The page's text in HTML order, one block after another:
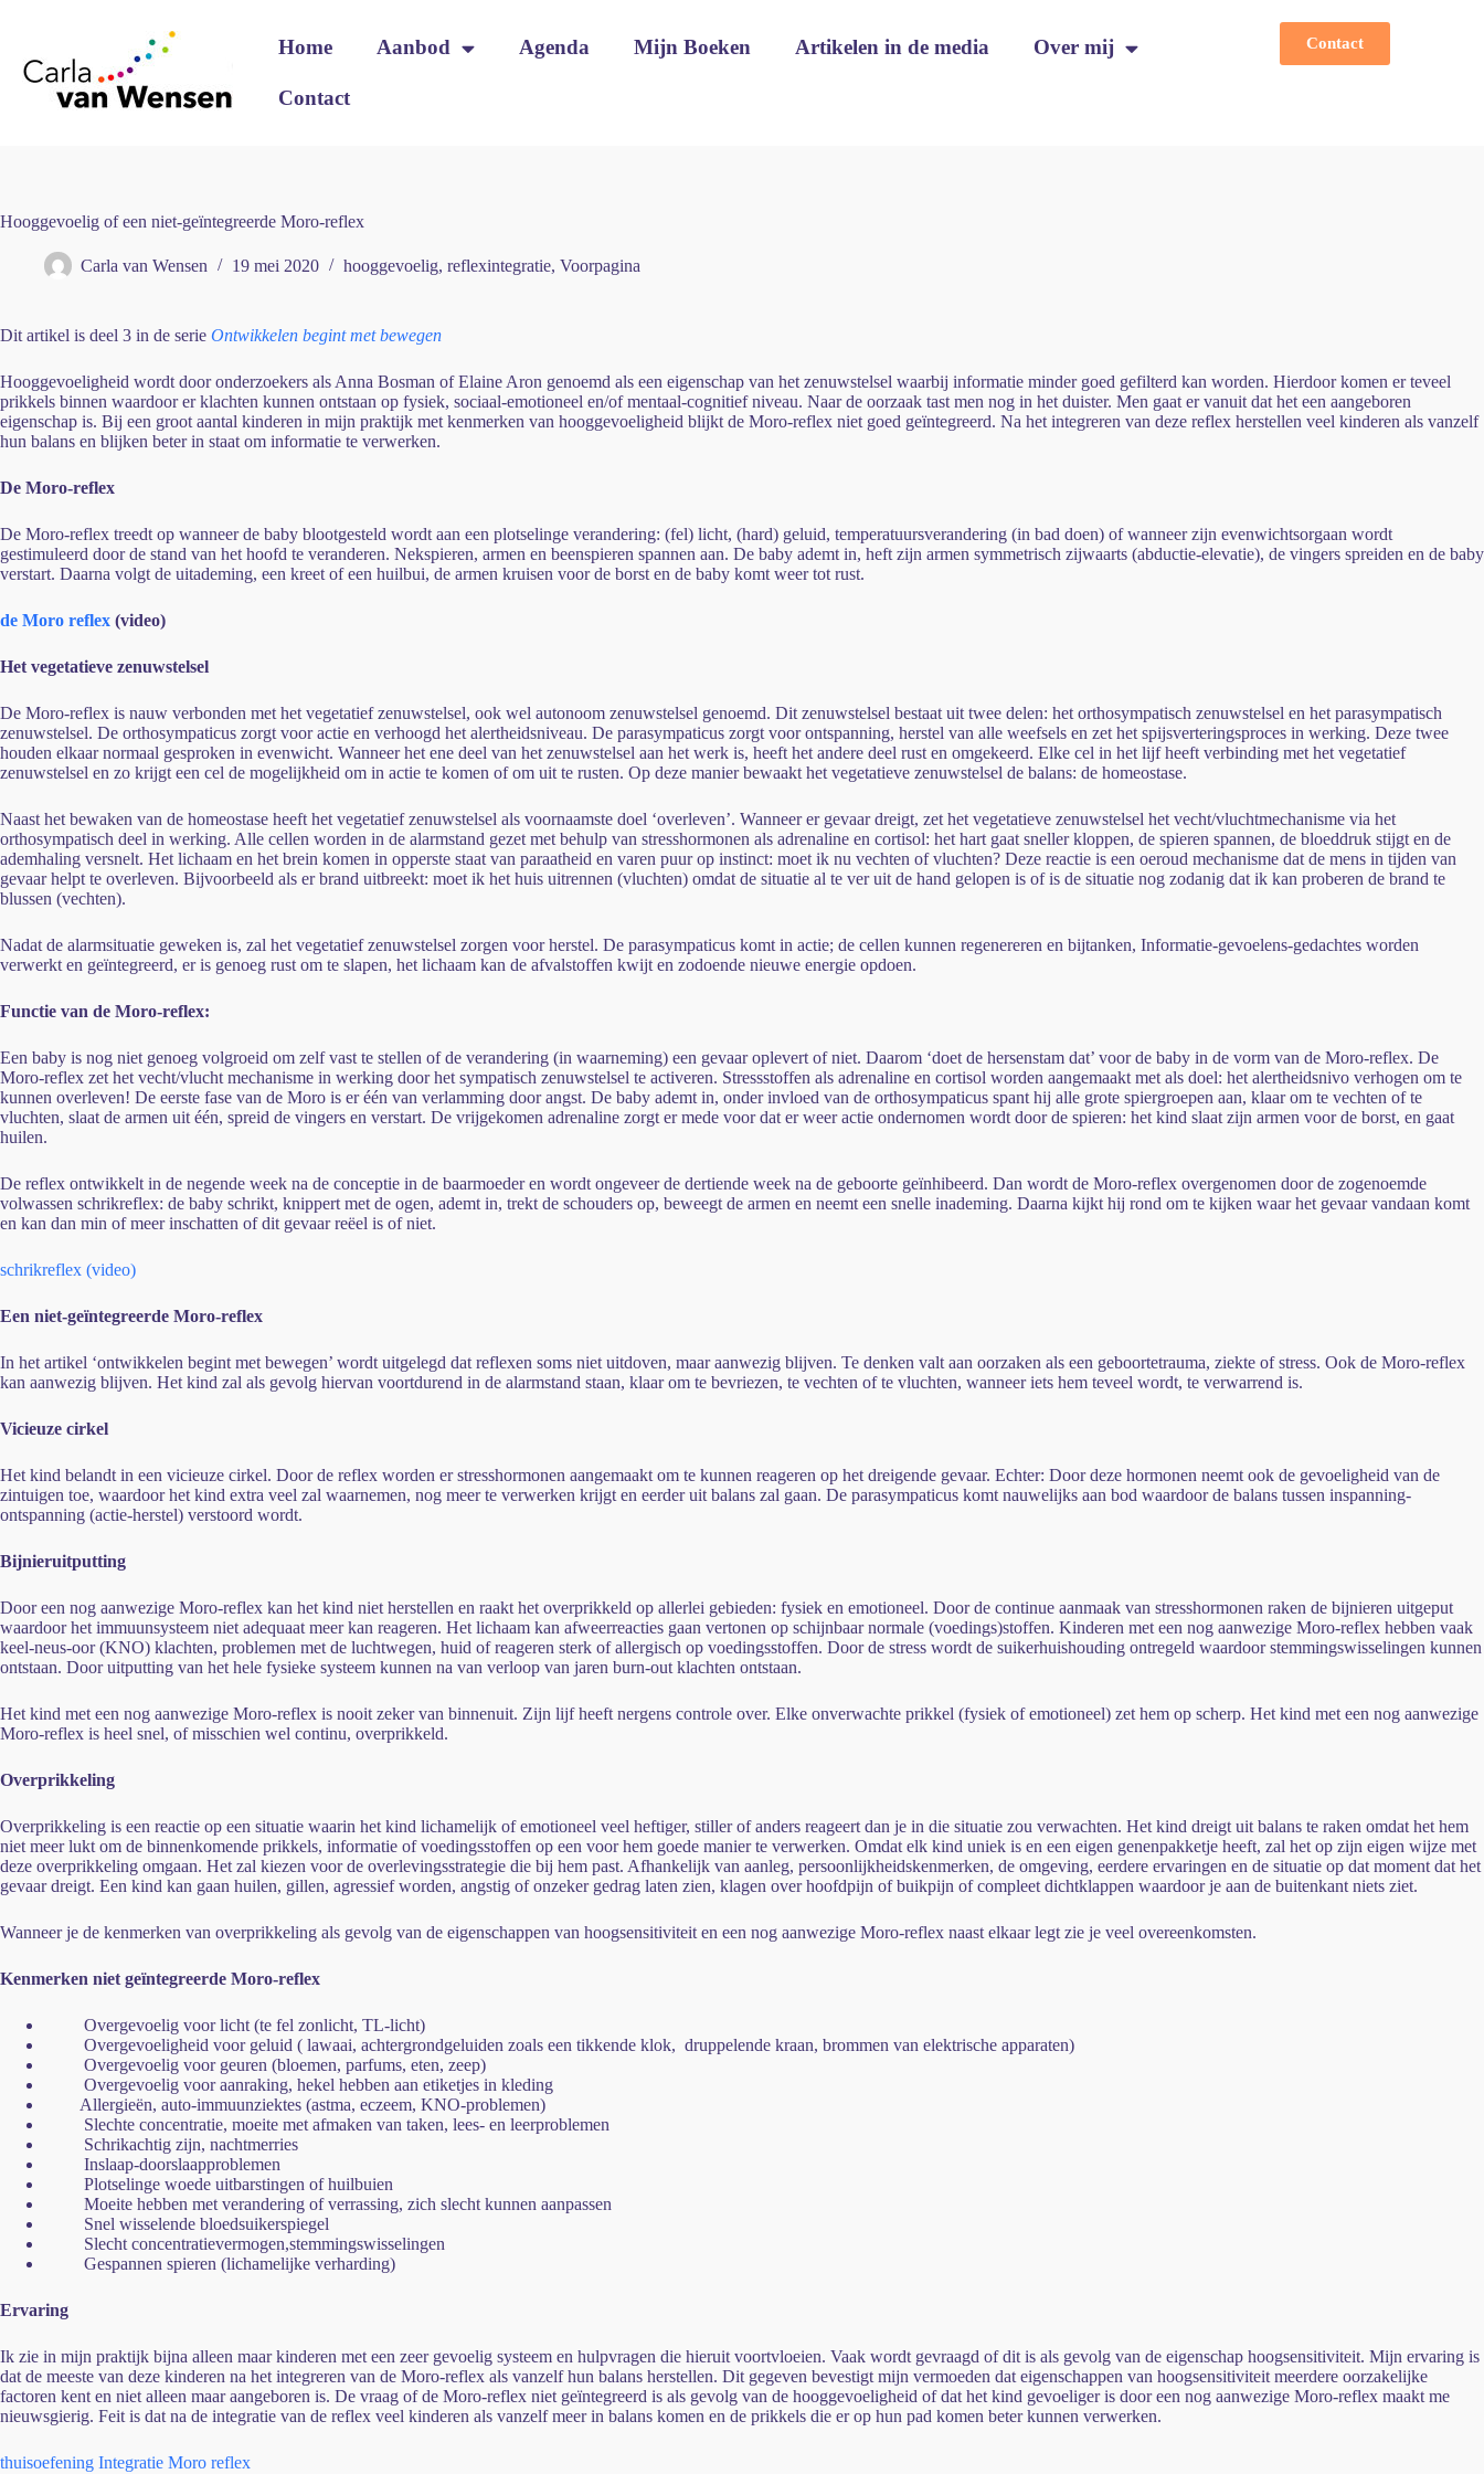
Home Aanbod Agenda Mijn Boeken Artikelen in de media Over mij
Contact
Contact
Hooggevoelig of een niet-geïntegreerde Moro-reflex
Carla van Wensen 19 mei 2020 hooggevoelig, reflexintegratie, Voorpagina
Dit artikel is deel 3 in de serie Ontwikkelen begint met bewegen
Hooggevoeligheid wordt door onderzoekers als Anna Bosman of Elaine Aron genoemd als een eigenschap van het zenuwstelsel waarbij informatie minder goed gefilterd kan worden. Hierdoor komen er teveel
prikkels binnen waardoor er klachten kunnen ontstaan op fysiek, sociaal-emotioneel en/of mentaal-cognitief niveau. Naar de oorzaak tast men nog in het duister. Men gaat er vanuit dat het een aangeboren
eigenschap is. Bij een groot aantal kinderen in mijn praktijk met kenmerken van hooggevoeligheid blijkt de Moro-reflex niet goed geïntegreerd. Na het integreren van deze reflex herstellen veel kinderen als vanzelf
hun balans en blijken beter in staat om informatie te verwerken.
De Moro-reflex
De Moro-reflex treedt op wanneer de baby blootgesteld wordt aan een plotselinge verandering: (fel) licht, (hard) geluid, temperatuursverandering (in bad doen) of wanneer zijn evenwichtsorgaan wordt
gestimuleerd door de stand van het hoofd te veranderen. Nekspieren, armen en beenspieren spannen aan. De baby ademt in, heft zijn armen symmetrisch zijwaarts (abductie-elevatie), de vingers spreiden en de baby
verstart. Daarna volgt de uitademing, een kreet of een huilbui, de armen kruisen voor de borst en de baby komt weer tot rust.
de Moro reflex (video)
Het vegetatieve zenuwstelsel
De Moro-reflex is nauw verbonden met het vegetatief zenuwstelsel, ook wel autonoom zenuwstelsel genoemd. Dit zenuwstelsel bestaat uit twee delen: het orthosympatisch zenuwstelsel en het parasympatisch
zenuwstelsel. De orthosympaticus zorgt voor actie en verhoogd het alertheidsniveau. De parasympaticus zorgt voor ontspanning, herstel van alle weefsels en zet het spijsverteringsproces in werking. Deze twee
houden elkaar normaal gesproken in evenwicht. Wanneer het ene deel van het zenuwstelsel aan het werk is, heeft het andere deel rust en omgekeerd. Elke cel in het lijf heeft verbinding met het vegetatief
zenuwstelsel en zo krijgt een cel de mogelijkheid om in actie te komen of om uit te rusten. Op deze manier bewaakt het vegetatieve zenuwstelsel de balans: de homeostase.
Naast het bewaken van de homeostase heeft het vegetatief zenuwstelsel als voornaamste doel ‘overleven’. Wanneer er gevaar dreigt, zet het vegetatieve zenuwstelsel het vecht/vluchtmechanisme via het
orthosympatisch deel in werking. Alle cellen worden in de alarmstand gezet met behulp van stresshormonen als adrenaline en cortisol: het hart gaat sneller kloppen, de spieren spannen, de bloeddruk stijgt en de
ademhaling versnelt. Het lichaam en het brein komen in opperste staat van paraatheid en varen puur op instinct: moet ik nu vechten of vluchten? Deze reactie is een oeroud mechanisme dat de mens in tijden van
gevaar helpt te overleven. Bijvoorbeeld als er brand uitbreekt: moet ik het huis uitrennen (vluchten) omdat de situatie al te ver uit de hand gelopen is of is de situatie nog zodanig dat ik kan proberen de brand te
blussen (vechten).
Nadat de alarmsituatie geweken is, zal het vegetatief zenuwstelsel zorgen voor herstel. De parasympaticus komt in actie; de cellen kunnen regenereren en bijtanken, Informatie-gevoelens-gedachtes worden
verwerkt en geïntegreerd, er is genoeg rust om te slapen, het lichaam kan de afvalstoffen kwijt en zodoende nieuwe energie opdoen.
Functie van de Moro-reflex:
Een baby is nog niet genoeg volgroeid om zelf vast te stellen of de verandering (in waarneming) een gevaar oplevert of niet. Daarom ‘doet de hersenstam dat’ voor de baby in de vorm van de Moro-reflex. De
Moro-reflex zet het vecht/vlucht mechanisme in werking door het sympatisch zenuwstelsel te activeren. Stressstoffen als adrenaline en cortisol worden aangemaakt met als doel: het alertheidsnivo verhogen om te
kunnen overleven! De eerste fase van de Moro is er één van verlamming door angst. De baby ademt in, onder invloed van de orthosympaticus spant hij alle grote spiergroepen aan, klaar om te vechten of te
vluchten, slaat de armen uit één, spreid de vingers en verstart. De vrijgekomen adrenaline zorgt er mede voor dat er weer actie ondernomen wordt door de spieren: het kind slaat zijn armen voor de borst, en gaat
huilen.
De reflex ontwikkelt in de negende week na de conceptie in de baarmoeder en wordt ongeveer de dertiende week na de geboorte geïnhibeerd. Dan wordt de Moro-reflex overgenomen door de zogenoemde
volwassen schrikreflex: de baby schrikt, knippert met de ogen, ademt in, trekt de schouders op, beweegt de armen en neemt een snelle inademing. Daarna kijkt hij rond om te kijken waar het gevaar vandaan komt
en kan dan min of meer inschatten of dit gevaar reëel is of niet.
schrikreflex (video)
Een niet-geïntegreerde Moro-reflex
In het artikel ‘ontwikkelen begint met bewegen’ wordt uitgelegd dat reflexen soms niet uitdoven, maar aanwezig blijven. Te denken valt aan oorzaken als een geboortetrauma, ziekte of stress. Ook de Moro-reflex
kan aanwezig blijven. Het kind zal als gevolg hiervan voortdurend in de alarmstand staan, klaar om te bevriezen, te vechten of te vluchten, wanneer iets hem teveel wordt, te verwarrend is.
Vicieuze cirkel
Het kind belandt in een vicieuze cirkel. Door de reflex worden er stresshormonen aangemaakt om te kunnen reageren op het dreigende gevaar. Echter: Door deze hormonen neemt ook de gevoeligheid van de
zintuigen toe, waardoor het kind extra veel zal waarnemen, nog meer te verwerken krijgt en eerder uit balans zal gaan. De parasympaticus komt nauwelijks aan bod waardoor de balans tussen inspanning-
ontspanning (actie-herstel) verstoord wordt.
Bijnieruitputting
Door een nog aanwezige Moro-reflex kan het kind niet herstellen en raakt het overprikkeld op allerlei gebieden: fysiek en emotioneel. Door de continue aanmaak van stresshormonen raken de bijnieren uitgeput
waardoor het immuunsysteem niet adequaat meer kan reageren. Het lichaam kan afweerreacties gaan vertonen op schijnbaar normale (voedings)stoffen. Kinderen met een nog aanwezige Moro-reflex hebben vaak
keel-neus-oor (KNO) klachten, problemen met de luchtwegen, huid of reageren sterk of allergisch op voedingsstoffen. Door de stress wordt de suikerhuishouding ontregeld waardoor stemmingswisselingen kunnen
ontstaan. Door uitputting van het hele fysieke systeem kunnen na van verloop van jaren burn-out klachten ontstaan.
Het kind met een nog aanwezige Moro-reflex is nooit zeker van binnenuit. Zijn lijf heeft nergens controle over. Elke onverwachte prikkel (fysiek of emotioneel) zet hem op scherp. Het kind met een nog aanwezige
Moro-reflex is heel snel, of misschien wel continu, overprikkeld.
Overprikkeling
Overprikkeling is een reactie op een situatie waarin het kind lichamelijk of emotioneel veel heftiger, stiller of anders reageert dan je in die situatie zou verwachten. Het kind dreigt uit balans te raken omdat het hem
niet meer lukt om de binnenkomende prikkels, informatie of voedingsstoffen op een voor hem goede manier te verwerken. Omdat elk kind uniek is en een eigen genenpakketje heeft, zal het op zijn eigen wijze met
deze overprikkeling omgaan. Het zal kiezen voor de overlevingsstrategie die bij hem past. Afhankelijk van aanleg, persoonlijkheidskenmerken, de omgeving, eerdere ervaringen en de situatie op dat moment dat het
gevaar dreigt. Een kind kan gaan huilen, gillen, agressief worden, angstig of onzeker gedrag laten zien, klagen over hoofdpijn of buikpijn of compleet dichtklappen waardoor je aan de buitenkant niets ziet.
Wanneer je de kenmerken van overprikkeling als gevolg van de eigenschappen van hoogsensitiviteit en een nog aanwezige Moro-reflex naast elkaar legt zie je veel overeenkomsten.
Kenmerken niet geïntegreerde Moro-reflex
Overgevoelig voor licht (te fel zonlicht, TL-licht)
Overgevoeligheid voor geluid ( lawaai, achtergrondgeluiden zoals een tikkende klok, druppelende kraan, brommen van elektrische apparaten)
Overgevoelig voor geuren (bloemen, parfums, eten, zeep)
Overgevoelig voor aanraking, hekel hebben aan etiketjes in kleding
Allergieën, auto-immuunziektes (astma, eczeem, KNO-problemen)
Slechte concentratie, moeite met afmaken van taken, lees- en leerproblemen
Schrikachtig zijn, nachtmerries
Inslaap-doorslaapproblemen
Plotselinge woede uitbarstingen of huilbuien
Moeite hebben met verandering of verrassing, zich slecht kunnen aanpassen
Snel wisselende bloedsuikerspiegel
Slecht concentratievermogen,stemmingswisselingen
Gespannen spieren (lichamelijke verharding)
Ervaring
Ik zie in mijn praktijk bijna alleen maar kinderen met een zeer gevoelig systeem en hulpvragen die hieruit voortvloeien. Vaak wordt gevraagd of dit is als gevolg van de eigenschap hoogsensitiviteit. Mijn ervaring is
dat de meeste van deze kinderen na het integreren van de Moro-reflex als vanzelf hun balans herstellen. Dit gegeven bevestigt mijn vermoeden dat eigenschappen van hoogsensitiviteit meerdere oorzakelijke
factoren kent en niet alleen maar aangeboren is. De vraag of de Moro-reflex niet geïntegreerd is als gevolg van de hooggevoeligheid of dat het kind gevoeliger is door een nog aanwezige Moro-reflex maakt me
nieuwsgierig. Feit is dat na de integratie van de reflex veel kinderen als vanzelf meer in balans komen en de prikkels die er op hun pad komen beter kunnen verwerken.
thuisoefening Integratie Moro reflex